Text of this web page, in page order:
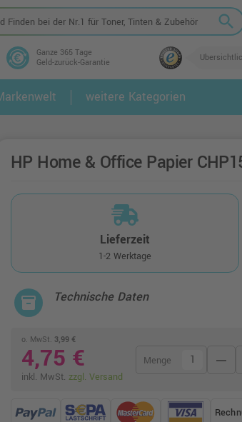
search
Ganze 365 Tage
Geld-zurück-Garantie
2. weitere Kategorien
HP Home & Office Papier
Lieferzeit
1-2 Werktage
inventory Technische Daten
o. MwSt. 3,99 €
4,75 €
inkl. MwSt. zzgl. Versand
Menge remove